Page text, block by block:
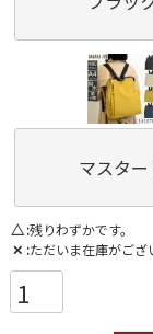
マスター
△ 残りわずかです。
✕ ただいま在庫がござ